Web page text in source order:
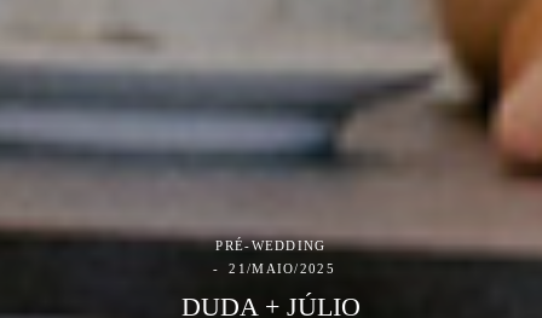
PRÉ-WEDDING
21/MAIO/2025
DUDA + JÚLIO